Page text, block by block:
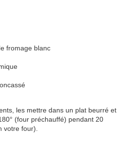
fromage blanc
les mettre dans un plat beurré et
(four préchauffé) pendant 20
votre four).